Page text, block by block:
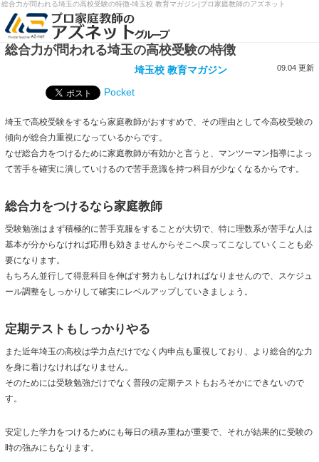
総合力が問われる埼玉の高校受験の特徴-埼玉校 教育マガジン|プロ家庭教師のアズネット
総合力が問われる埼玉の高校受験の特徴
埼玉校 教育マガジン 09.04 更新
Pocket
埼玉で高校受験をするなら家庭教師がおすすめで、その理由として今高校受験の
傾向が総合力重視になっているからです。
なぜ総合力をつけるために家庭教師が有効かと言うと、マンツーマン指導によっ
て苦手を確実に潰していけるので苦手意識を持つ科目が少なくなるからです。
総合力をつけるなら家庭教師
受験勉強はまず積極的に苦手克服をすることが大切で、特に理数系が苦手な人は
基本が分からなければ応用も効きませんからそこへ戻ってこなしていくことも必
要になります。
もちろん並行して得意科目を伸ばす努力もしなければなりませんので、スケジュ
ール調整をしっかりして確実にレベルアップしていきましょう。
定期テストもしっかりやる
また近年埼玉の高校は学力点だけでなく内申点も重視しており、より総合的な力
を身に着けなければなりません。
そのためには受験勉強だけでなく普段の定期テストもおろそかにできないので
す。
安定した学力をつけるためにも毎日の積み重ねが重要で、それが結果的に受験の
時の強みにもなります。